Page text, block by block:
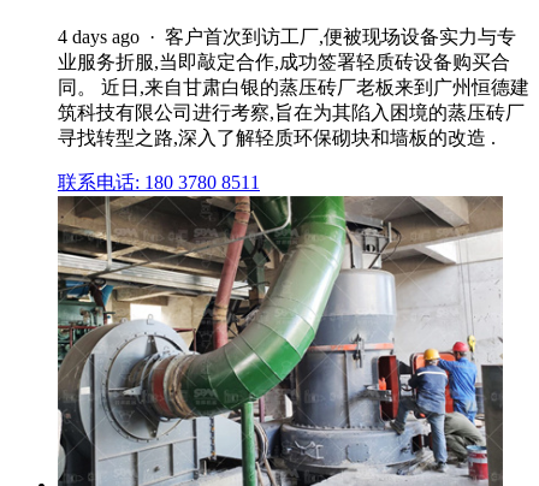
4 days ago · 客户首次到访工厂,便被现场设备实力与专
业服务折服,当即敲定合作,成功签署轻质砖设备购买合
同。 近日,来自甘肃白银的蒸压砖厂老板来到广州恒德建
筑科技有限公司进行考察,旨在为其陷入困境的蒸压砖厂
寻找转型之路,深入了解轻质环保砌块和墙板的改造 .
联系电话: 180 3780 8511